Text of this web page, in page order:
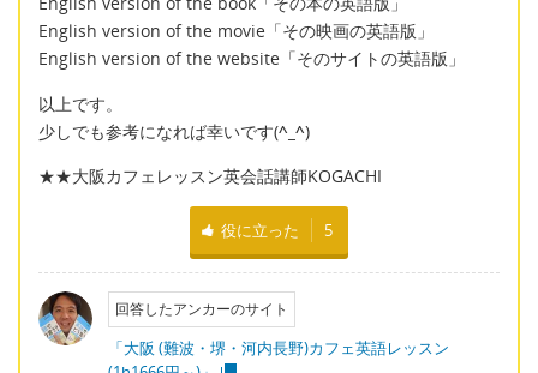
English version of the movie「その映画の英語版」
English version of the website「そのサイトの英語版」
以上です。
少しでも参考になれば幸いです(^_^)
★★大阪カフェレッスン英会話講師KOGACHI
役に立った 5
回答したアンカーのサイト
「大阪 (難波・堺・河内長野)カフェ英語レッスン